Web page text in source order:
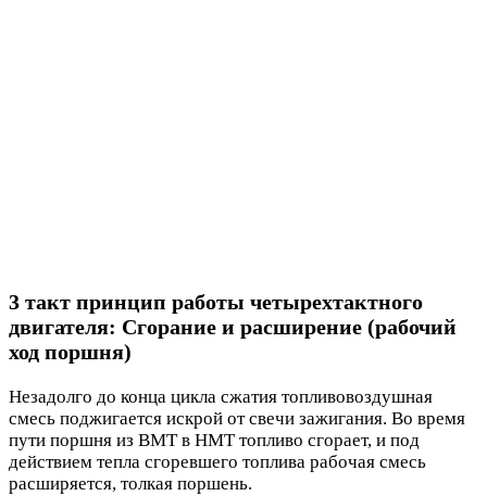
3 такт принцип работы четырехтактного
двигателя: Сгорание и расширение (рабочий
ход поршня)
Незадолго до конца цикла сжатия топливовоздушная
смесь поджигается искрой от свечи зажигания. Во время
пути поршня из ВМТ в НМТ топливо сгорает, и под
действием тепла сгоревшего топлива рабочая смесь
расширяется, толкая поршень.